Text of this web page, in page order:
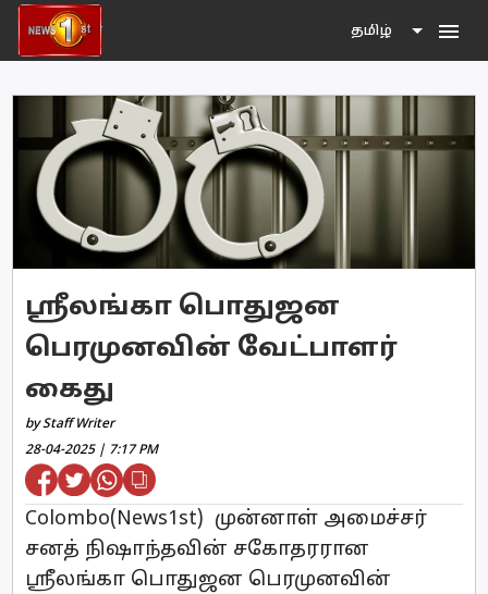
தமிழ் menu
ஸ்ரீலங்கா பொதுஜன
பெரமுனவின் வேட்பாளர்
கைது
by Staff Writer
28-04-2025 | 7:17 PM
Colombo(News1st) முன்னாள் அமைச்சர்
சனத் நிஷாந்தவின் சகோதரரான
ஸ்ரீலங்கா பொதுஜன பெரமுனவின்